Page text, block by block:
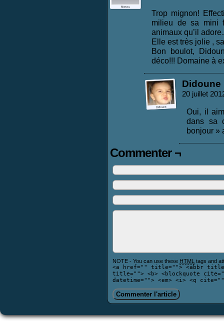
Trop mignon!
milieu de sa mini
animaux qu’il
Elle est très jolie ,
Bon boulot,
déco!!! Domaine à
Didoune
20 juillet
Oui, il
dans sa
bonjour »
Commenter ¬
NOTE - You can use these HTML tags and
<a href="" title=""> <abbr
title=""> <b> <blockquote
datetime=""> <em> <i> <q